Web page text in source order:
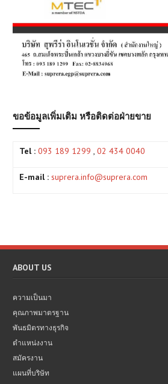
ขอข้อมูลเพิ่มเติม หรือติดต่อฝ่ายขาย
Tel : 093 189 1299 , 02 434 0040
E-mail : suprera.info@suprera.com
ABOUT US
ความเป็นมา
คุณภาพมาตรฐาน
พันธมิตรทางธุรกิจ
ตำแหน่งงาน
สมัครงาน
แผนที่บริษัท